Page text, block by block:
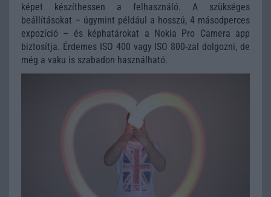
képet készíthessen a felhasználó. A szükséges
beállításokat – úgymint például a hosszú, 4 másodperces
expozíció – és képhatárokat a Nokia Pro Camera app
biztosítja. Érdemes ISO 400 vagy ISO 800-zal dolgozni, de
még a vaku is szabadon használható.